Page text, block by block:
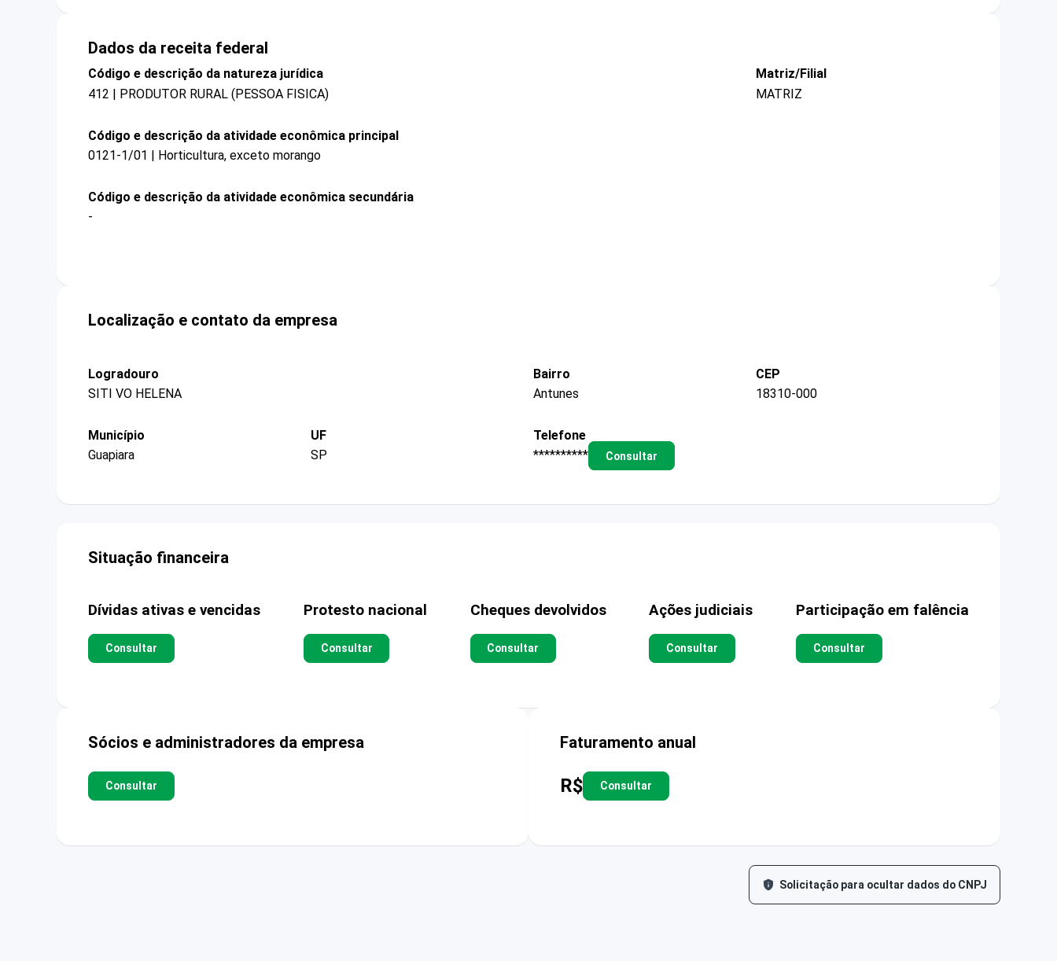
Dados da receita federal
Código e descrição da natureza jurídica
412 | PRODUTOR RURAL (PESSOA FISICA)
Matriz/Filial
MATRIZ
Código e descrição da atividade econômica principal
0121-1/01 | Horticultura, exceto morango
Código e descrição da atividade econômica secundária
-
Localização e contato da empresa
Logradouro
SITI VO HELENA
Bairro
Antunes
CEP
18310-000
Município
Guapiara
UF
SP
Telefone
**********
Consultar
Situação financeira
Dívidas ativas e vencidas
Consultar
Protesto nacional
Consultar
Cheques devolvidos
Consultar
Ações judiciais
Consultar
Participação em falência
Consultar
Sócios e administradores da empresa
Consultar
Faturamento anual
R$ Consultar
Solicitação para ocultar dados do CNPJ